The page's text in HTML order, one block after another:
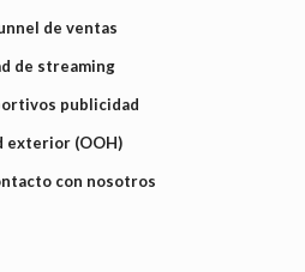
de ventas
de streaming
publicidad
exterior (OOH)
con nosotros